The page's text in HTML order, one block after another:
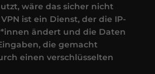
wäre das sicher nicht
ist ein Dienst, der die IP-
ändert und die Daten
die gemacht
einen verschlüsselten